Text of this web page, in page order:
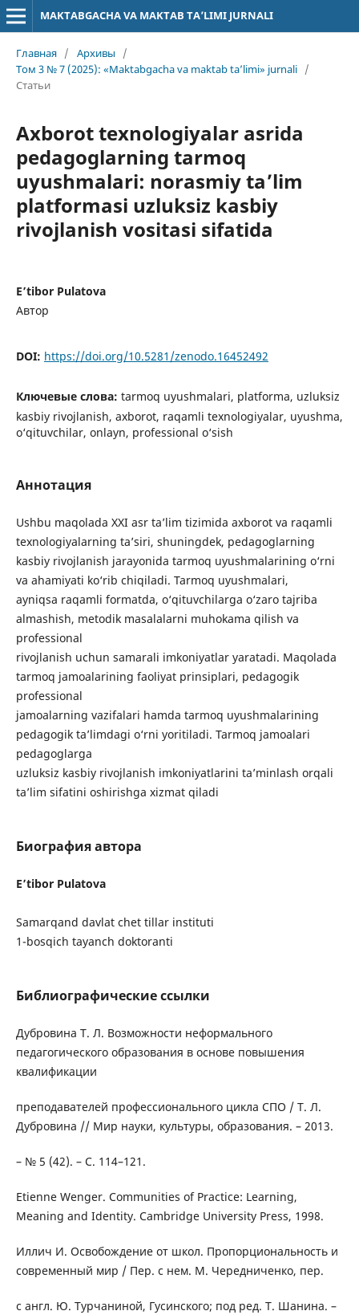
MAKTABGACHA VA MAKTAB TA’LIMI JURNALI
Главная / Архивы
/
Том 3 № 7 (2025): «Maktabgacha va maktab ta’limi» jurnali /
Статьи
Axborot texnologiyalar asrida
pedagoglarning tarmoq
uyushmalari: norasmiy ta’lim
platformasi uzluksiz kasbiy
rivojlanish vositasi sifatida
E’tibor Pulatova
Автор
DOI: https://doi.org/10.5281/zenodo.16452492
Ключевые слова: tarmoq uyushmalari, platforma, uzluksiz
kasbiy rivojlanish, axborot, raqamli texnologiyalar, uyushma,
o‘qituvchilar, onlayn, professional o‘sish
Аннотация
Ushbu maqolada XXI asr ta’lim tizimida axborot va raqamli
texnologiyalarning ta’siri, shuningdek, pedagoglarning
kasbiy rivojlanish jarayonida tarmoq uyushmalarining o‘rni
va ahamiyati ko‘rib chiqiladi. Tarmoq uyushmalari,
ayniqsa raqamli formatda, o‘qituvchilarga o‘zaro tajriba
almashish, metodik masalalarni muhokama qilish va
professional
rivojlanish uchun samarali imkoniyatlar yaratadi. Maqolada
tarmoq jamoalarining faoliyat prinsiplari, pedagogik
professional
jamoalarning vazifalari hamda tarmoq uyushmalarining
pedagogik ta’limdagi o‘rni yoritiladi. Tarmoq jamoalari
pedagoglarga
uzluksiz kasbiy rivojlanish imkoniyatlarini ta’minlash orqali
ta’lim sifatini oshirishga xizmat qiladi
Биография автора
E’tibor Pulatova
Samarqand davlat chet tillar instituti
1-bosqich tayanch doktoranti
Библиографические ссылки
Дубровина Т. Л. Возможности неформального
педагогического образования в основе повышения
квалификации
преподавателей профессионального цикла СПО / Т. Л.
Дубровина // Мир науки, культуры, образования. – 2013.
– № 5 (42). – С. 114–121.
Etienne Wenger. Communities of Practice: Learning,
Meaning and Identity. Cambridge University Press, 1998.
Иллич И. Освобождение от школ. Пропорциональность и
современный мир / Пер. с нем. М. Чередниченко, пер.
с англ. Ю. Турчаниной, Гусинского; под ред. Т. Шанина. –